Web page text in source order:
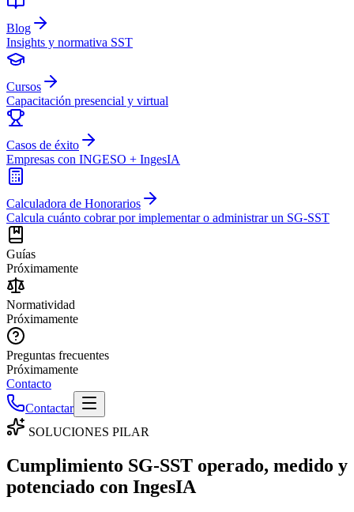
Blog
Insights y normativa SST
Cursos
Capacitación presencial y virtual
Casos de éxito
Empresas con INGESO + IngesIA
Calculadora de Honorarios
Calcula cuánto cobrar por implementar o administrar un SG-SST
Guías
Próximamente
Normatividad
Próximamente
Preguntas frecuentes
Próximamente
Contacto
Contactar
SOLUCIONES PILAR
Cumplimiento SG-SST operado, medido y
potenciado con IngesIA